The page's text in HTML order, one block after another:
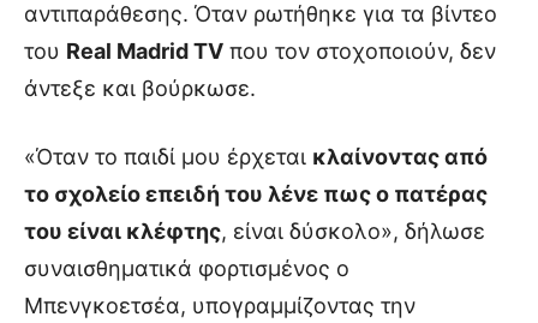
αντιπαράθεσης. Όταν ρωτήθηκε για τα βίντεο
του Real Madrid TV που τον στοχοποιούν, δεν
άντεξε και βούρκωσε.
«Όταν το παιδί μου έρχεται κλαίνοντας από
το σχολείο επειδή του λένε πως ο πατέρας
του είναι κλέφτης, είναι δύσκολο», δήλωσε
συναισθηματικά φορτισμένος ο
Μπενγκοετσέα, υπογραμμίζοντας την